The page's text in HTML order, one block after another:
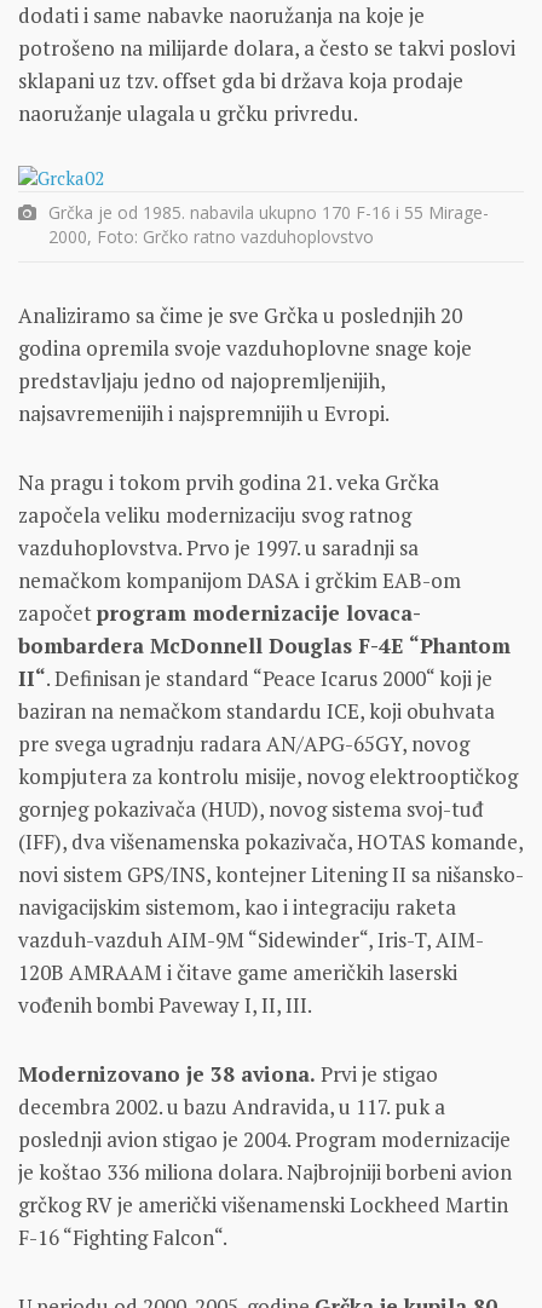
dodati i same nabavke naoružanja na koje je
potrošeno na milijarde dolara, a često se takvi poslovi
sklapani uz tzv. offset gda bi država koja prodaje
naoružanje ulagala u grčku privredu.
Grčka je od 1985. nabavila ukupno 170 F-16 i 55 Mirage-
2000, Foto: Grčko ratno vazduhoplovstvo
Analiziramo sa čime je sve Grčka u poslednjih 20
godina opremila svoje vazduhoplovne snage koje
predstavljaju jedno od najopremljenijih,
najsavremenijih i najspremnijih u Evropi.
Na pragu i tokom prvih godina 21. veka Grčka
započela veliku modernizaciju svog ratnog
vazduhoplovstva. Prvo je 1997. u saradnji sa
nemačkom kompanijom DASA i grčkim EAB-om
započetprogram modernizacije lovaca-
bombardera McDonnell Douglas F-4E “Phantom
II“. Definisan je standard “Peace Icarus 2000“ koji je
baziran na nemačkom standardu ICE, koji obuhvata
pre svega ugradnju radara AN/APG-65GY, novog
kompjutera za kontrolu misije, novog elektrooptičkog
gornjeg pokazivača (HUD), novog sistema svoj-tuđ
(IFF), dva višenamenska pokazivača, HOTAS komande,
novi sistem GPS/INS, kontejner Litening II sa nišansko-
navigacijskim sistemom, kao i integraciju raketa
vazduh-vazduh AIM-9M “Sidewinder“, Iris-T, AIM-
120B AMRAAM i čitave game američkih laserski
vođenih bombi Paveway I, II, III.
Modernizovano je 38 aviona. Prvi je stigao
decembra 2002. u bazu Andravida, u 117. puk a
poslednji avion stigao je 2004. Program modernizacije
je koštao 336 miliona dolara. Najbrojniji borbeni avion
grčkog RV je američki višenamenski Lockheed Martin
F-16 “Fighting Falcon“.